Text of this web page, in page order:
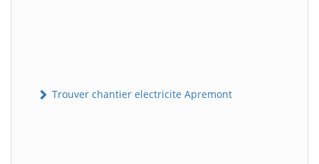
Trouver chantier electricite Apremont